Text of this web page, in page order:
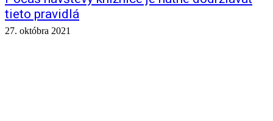
tieto pravidlá
27. októbra 2021